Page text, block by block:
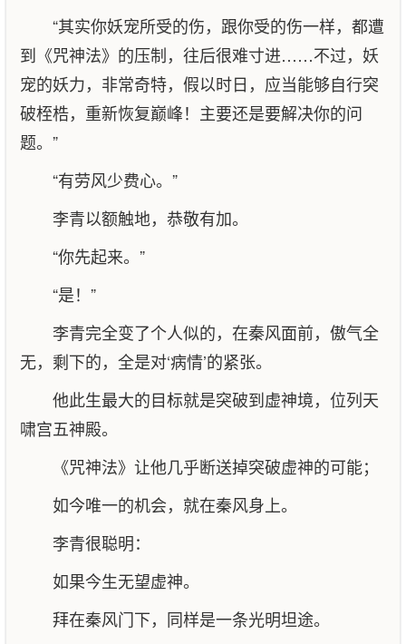
“其实你妖宠所受的伤，跟你受的伤一样，都遭
到《咒神法》的压制，往后很难寸进……不过，妖
宠的妖力，非常奇特，假以时日，应当能够自行突
破桎梏，重新恢复巅峰！主要还是要解决你的问
题。”
“有劳风少费心。”
李青以额触地，恭敬有加。
“你先起来。”
“是！”
李青完全变了个人似的，在秦风面前，傲气全
无，剩下的，全是对‘病情’的紧张。
他此生最大的目标就是突破到虚神境，位列天
啸宫五神殿。
《咒神法》让他几乎断送掉突破虚神的可能；
如今唯一的机会，就在秦风身上。
李青很聪明：
如果今生无望虚神。
拜在秦风门下，同样是一条光明坦途。